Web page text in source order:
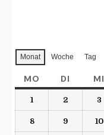
Monat Woche Tag
MO DI MI
1 2 3
8 9 10